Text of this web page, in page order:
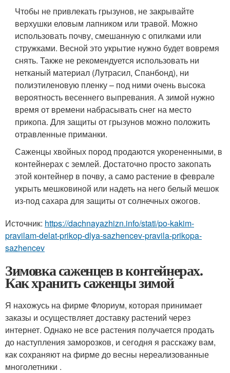
Чтобы не привлекать грызунов, не закрывайте
верхушки еловым лапником или травой. Можно
использовать почву, смешанную с опилками или
стружками. Весной это укрытие нужно будет вовремя
снять. Также не рекомендуется использовать ни
нетканый материал (Лутрасил, Спанбонд), ни
полиэтиленовую пленку – под ними очень высока
вероятность весеннего выпревания. А зимой нужно
время от времени набрасывать снег на место
прикопа. Для защиты от грызунов можно положить
отравленные приманки.
Саженцы хвойных пород продаются укорененными, в
контейнерах с землей. Достаточно просто закопать
этой контейнер в почву, а само растение в феврале
укрыть мешковиной или надеть на него белый мешок
из-под сахара для защиты от солнечных ожогов.
Источник: https://dachnayazhizn.info/stati/po-kakim-
pravilam-delat-prikop-dlya-sazhencev-pravila-prikopa-
sazhencev
Зимовка саженцев в контейнерах.
Как хранить саженцы зимой
Я нахожусь на фирме Флориум, которая принимает
заказы и осуществляет доставку растений через
интернет. Однако не все растения получается продать
до наступления заморозков, и сегодня я расскажу вам,
как сохраняют на фирме до весны нереализованные
многолетники .